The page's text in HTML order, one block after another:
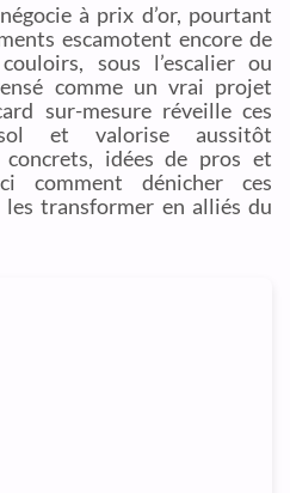
à prix d’or, pourtant
escamotent encore de
sous l’escalier ou
comme un vrai projet
sur-mesure réveille ces
et valorise aussitôt
concrets, idées de pros et
comment dénicher ces
les transformer en alliés du